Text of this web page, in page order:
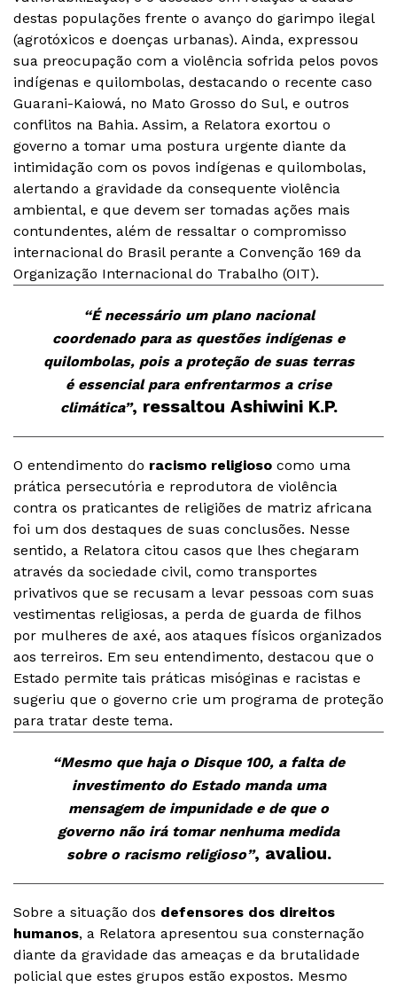
destas populações frente o avanço do garimpo ilegal
(agrotóxicos e doenças urbanas). Ainda, expressou
sua preocupação com a violência sofrida pelos povos
indígenas e quilombolas, destacando o recente caso
Guarani-Kaiowá, no Mato Grosso do Sul, e outros
conflitos na Bahia. Assim, a Relatora exortou o
governo a tomar uma postura urgente diante da
intimidação com os povos indígenas e quilombolas,
alertando a gravidade da consequente violência
ambiental, e que devem ser tomadas ações mais
contundentes, além de ressaltar o compromisso
internacional do Brasil perante a Convenção 169 da
Organização Internacional do Trabalho (OIT).
“É necessário um plano nacional
coordenado para as questões indígenas e
quilombolas, pois a proteção de suas terras
é essencial para enfrentarmos a crise
climática”, ressaltou Ashiwini K.P.
O entendimento do racismo religioso como uma
prática persecutória e reprodutora de violência
contra os praticantes de religiões de matriz africana
foi um dos destaques de suas conclusões. Nesse
sentido, a Relatora citou casos que lhes chegaram
através da sociedade civil, como transportes
privativos que se recusam a levar pessoas com suas
vestimentas religiosas, a perda de guarda de filhos
por mulheres de axé, aos ataques físicos organizados
aos terreiros. Em seu entendimento, destacou que o
Estado permite tais práticas misóginas e racistas e
sugeriu que o governo crie um programa de proteção
para tratar deste tema.
“Mesmo que haja o Disque 100, a falta de
investimento do Estado manda uma
mensagem de impunidade e de que o
governo não irá tomar nenhuma medida
sobre o racismo religioso”, avaliou.
Sobre a situação dos defensores dos direitos
humanos, a Relatora apresentou sua consternação
diante da gravidade das ameaças e da brutalidade
policial que estes grupos estão expostos. Mesmo